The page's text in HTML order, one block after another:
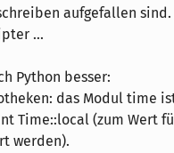
aufgefallen sind.
...
Python besser:
das Modul time
Time::local (zum Wert
werden).